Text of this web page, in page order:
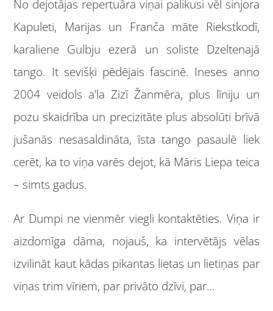
No dejotājas repertuāra viņai palikusi vēl sinjora
Kapuleti, Marijas un Franča māte Riekstkodī,
karaliene Gulbju ezerā un soliste Dzeltenajā
tango. It sevišķi pēdējais fascinē. Ineses anno
2004 veidols a’la Zizī Žanmēra, plus līniju un
pozu skaidrība un precizitāte plus absolūti brīvā
jušanās nesasaldināta, īsta tango pasaulē liek
cerēt, ka to viņa varēs dejot, kā Māris Liepa teica
– simts gadus.
Ar Dumpi ne vienmēr viegli kontaktēties. Viņa ir
aizdomīga dāma, nojauš, ka intervētājs vēlas
izvilināt kaut kādas pikantas lietas un lietiņas par
viņas trim vīriem, par privāto dzīvi, par…